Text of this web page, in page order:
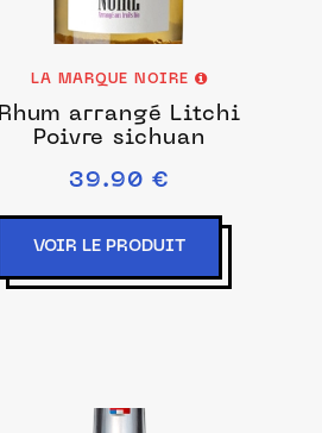
LA MARQUE NOIRE
Rhum arrangé Litchi
Poivre sichuan
39.90 €
VOIR LE PRODUIT